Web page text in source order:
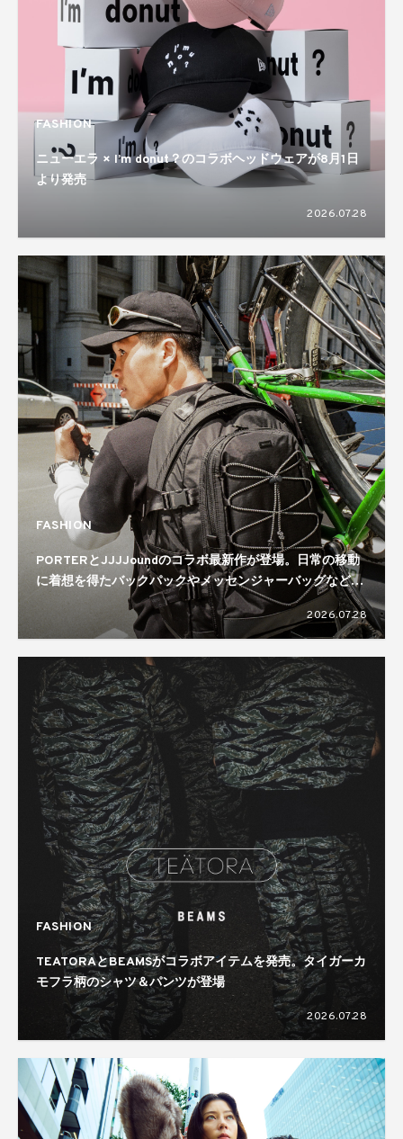
FASHION
ニューエラ × I’m donut？のコラボヘッドウェアが8月1日
より発売
2026.07.28
FASHION
PORTERとJJJJoundのコラボ最新作が登場。日常の移動
に着想を得たバックパックやメッセンジャーバッグなどを
ラインナップ
2026.07.28
FASHION
TEATORAとBEAMSがコラボアイテムを発売。タイガーカ
モフラ柄のシャツ＆パンツが登場
2026.07.28